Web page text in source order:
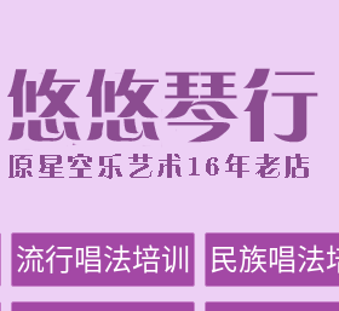
流行唱法培训 民族唱法